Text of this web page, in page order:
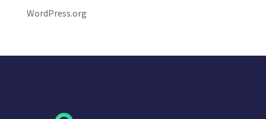
WordPress.org